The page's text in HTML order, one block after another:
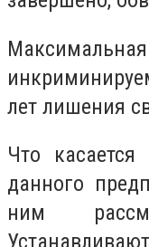
лет лишения
Что
данного
ним